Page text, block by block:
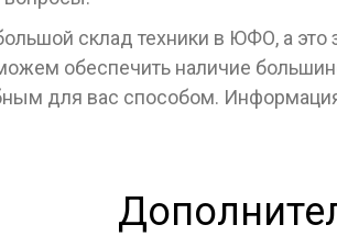
склад техники в ЮФО, а это
обеспечить наличие
для вас способом.